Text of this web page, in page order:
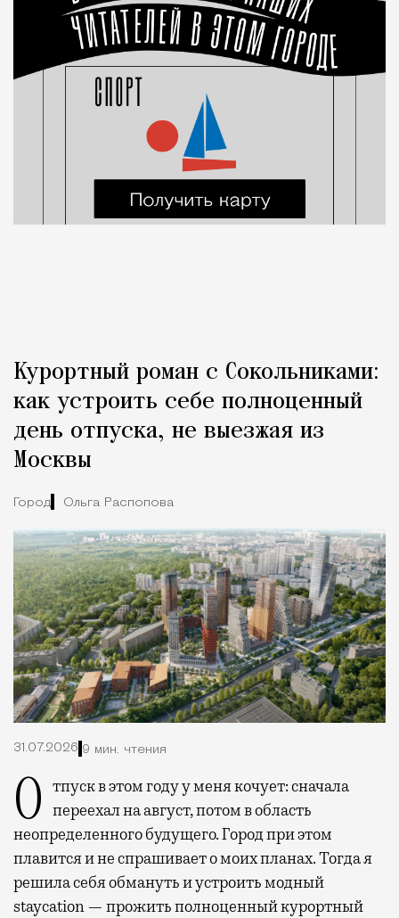
Курортный роман с Сокольниками:
как устроить себе полноценный
день отпуска, не выезжая из
Москвы
Город Ольга Распопова
31.07.2026 9 мин. чтения
Отпуск в этом году у меня кочует: сначала переехал на август, потом в область
неопределенного будущего. Город при этом
плавится и не спрашивает о моих планах. Тогда я
решила себя обмануть и устроить модный
staycation — прожить полноценный курортный